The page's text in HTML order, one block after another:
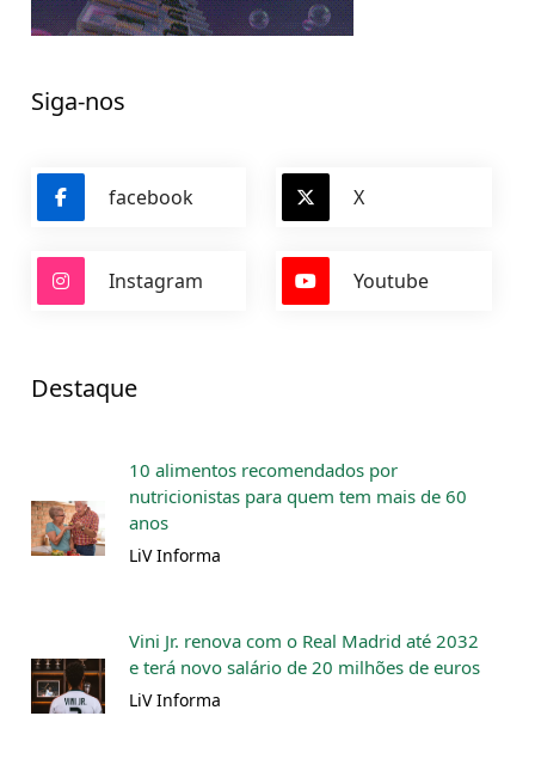
Siga-nos
facebook X
Instagram Youtube
Destaque
10 alimentos recomendados por
nutricionistas para quem tem mais de 60
anos
LiV Informa
Vini Jr. renova com o Real Madrid até 2032
e terá novo salário de 20 milhões de euros
LiV Informa